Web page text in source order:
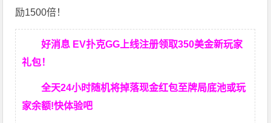
励1500倍！
好消息 EV扑克GG上线注册领取350美金新玩家
礼包！
全天24小时随机将掉落现金红包至牌局底池或玩
家余额!快体验吧